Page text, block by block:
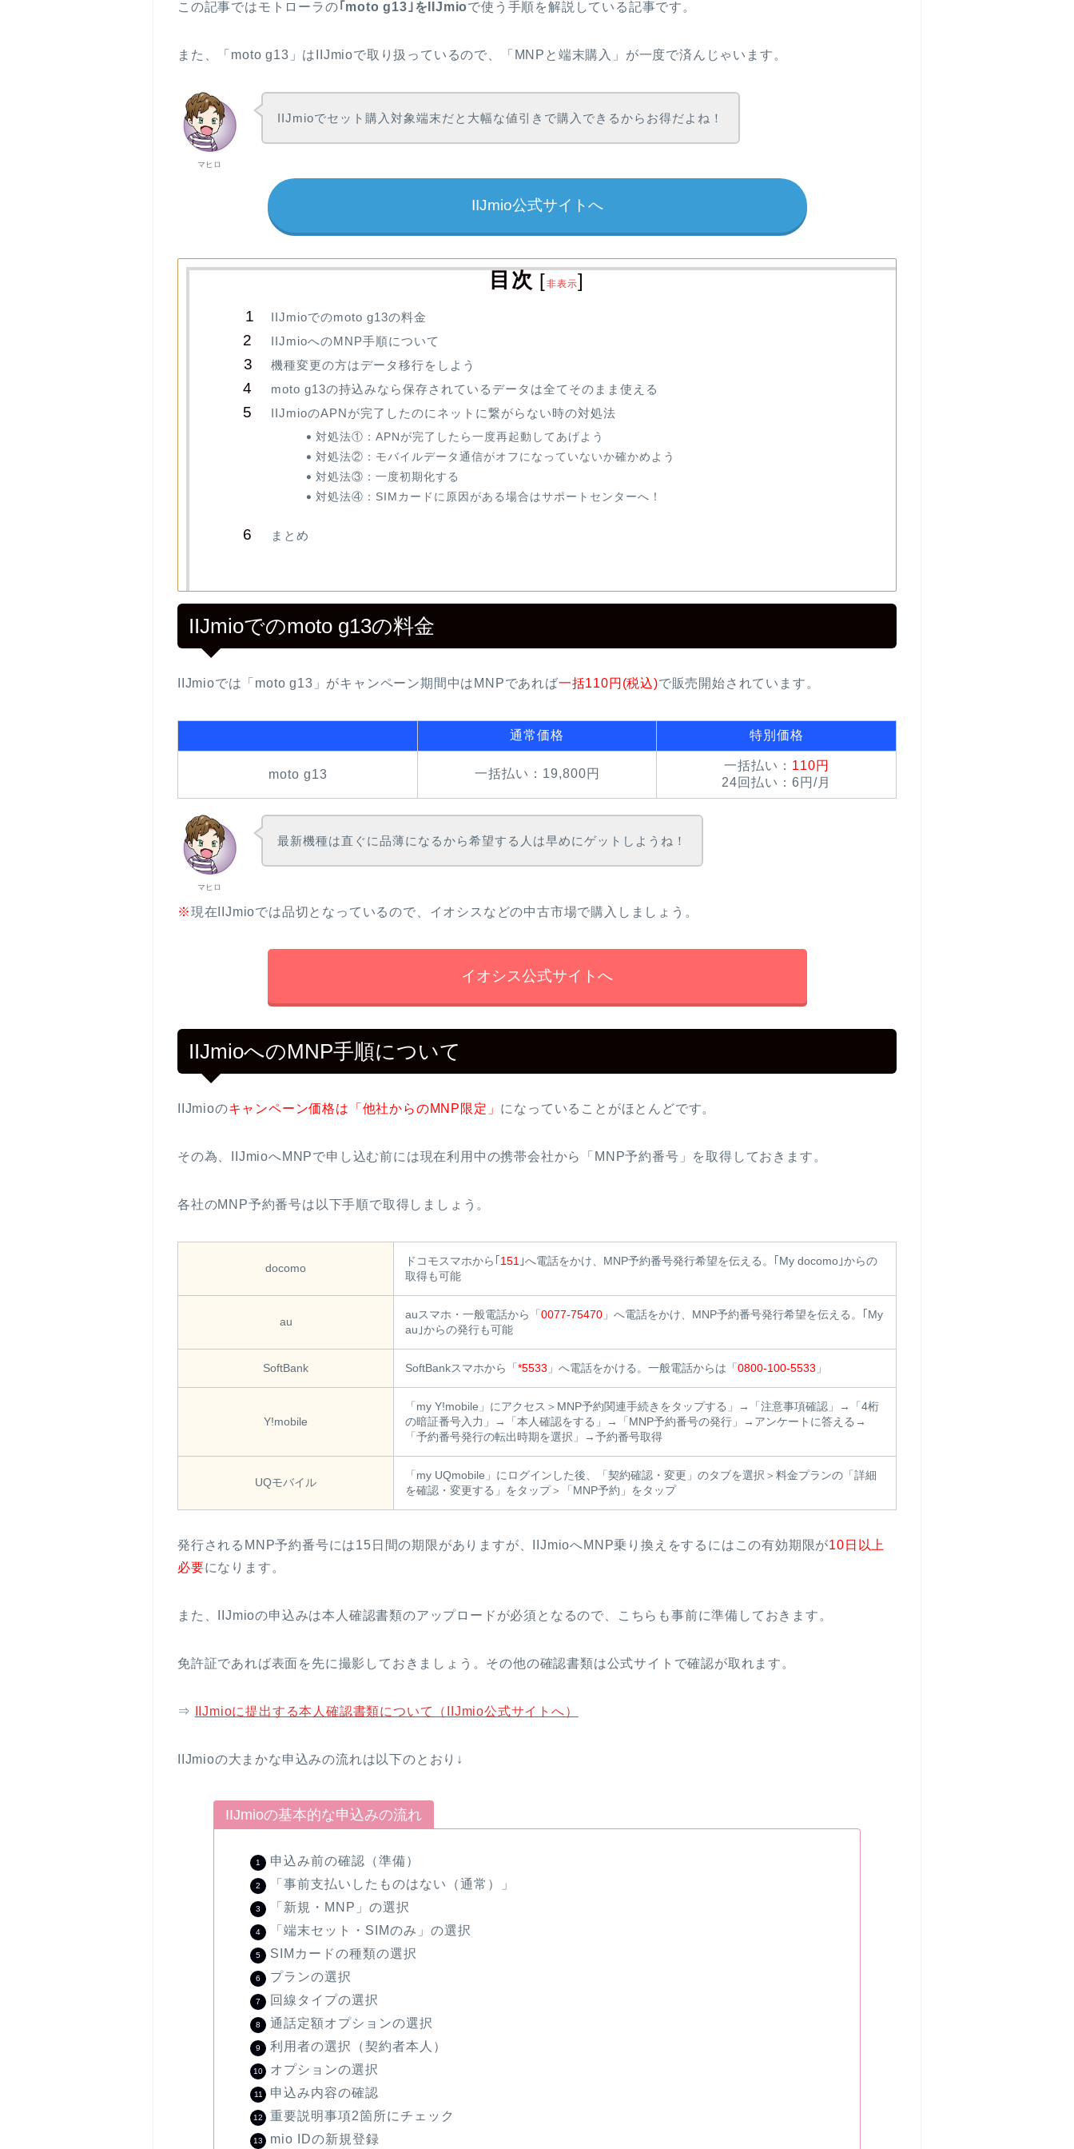
この記事ではモトローラの｢moto g13｣をIIJmioで使う手順を解説している記事です。
また、「moto g13」はIIJmioで取り扱っているので、「MNPと端末購入」が一度で済んじゃいます。
マヒロ
IIJmioでセット購入対象端末だと大幅な値引きで購入できるからお得だよね！
IIJmio公式サイトへ
目次 [非表示]
IIJmioでのmoto g13の料金
IIJmioへのMNP手順について
機種変更の方はデータ移行をしよう
moto g13の持込みなら保存されているデータは全てそのまま使える
IIJmioのAPNが完了したのにネットに繋がらない時の対処法
対処法①：APNが完了したら一度再起動してあげよう
対処法②：モバイルデータ通信がオフになっていないか確かめよう
対処法③：一度初期化する
対処法④：SIMカードに原因がある場合はサポートセンターへ！
まとめ
IIJmioでのmoto g13の料金
IIJmioでは「moto g13」がキャンペーン期間中はMNPであれば一括110円(税込)で販売開始されています。
通常価格 特別価格
moto g13 一括払い：19,800円
一括払い： 110円
24回払い：6円/月
マヒロ
最新機種は直ぐに品薄になるから希望する人は早めにゲットしようね！
※現在IIJmioでは品切となっているので、イオシスなどの中古市場で購入しましょう。
イオシス公式サイトへ
IIJmioへのMNP手順について
IIJmioのキャンペーン価格は「他社からのMNP限定」 になっていることがほとんどです。
その為、IIJmioへMNPで申し込む前には現在利用中の携帯会社から「MNP予約番号」を取得しておきます。
各社のMNP予約番号は以下手順で取得しましょう。
docomo
ドコモスマホから｢ 151 ｣へ電話をかけ、MNP予約番号発行希望を伝える。｢My docomo｣からの
取得も可能
au
auスマホ・一般電話から「 0077-75470 」へ電話をかけ、MNP予約番号発行希望を伝える。｢My
au｣からの発行も可能
SoftBank SoftBankスマホから「 *5533 」へ電話をかける。一般電話からは「 0800-100-5533 」
Y!mobile
「my Y!mobile」にアクセス＞MNP予約関連手続きをタップする」→「注意事項確認」→「4桁
の暗証番号入力」→「本人確認をする」→「MNP予約番号の発行」→アンケートに答える→
「予約番号発行の転出時期を選択」→予約番号取得
UQモバイル
「my UQmobile」にログインした後、「契約確認・変更」のタブを選択＞料金プランの「詳細
を確認・変更する」をタップ＞「MNP予約」をタップ
発行されるMNP予約番号には15日間の期限がありますが、IIJmioへMNP乗り換えをするにはこの有効期限が10日以上
必要になります。
また、IIJmioの申込みは本人確認書類のアップロードが必須となるので、こちらも事前に準備しておきます。
免許証であれば表面を先に撮影しておきましょう。その他の確認書類は公式サイトで確認が取れます。
⇒ IIJmioに提出する本人確認書類について（IIJmio公式サイトへ）
IIJmioの大まかな申込みの流れは以下のとおり↓
IIJmioの基本的な申込みの流れ
申込み前の確認（準備）
「事前支払いしたものはない（通常）」
「新規・MNP」の選択
「端末セット・SIMのみ」の選択
SIMカードの種類の選択
プランの選択
回線タイプの選択
通話定額オプションの選択
利用者の選択（契約者本人）
オプションの選択
申込み内容の確認
重要説明事項2箇所にチェック
mio IDの新規登録